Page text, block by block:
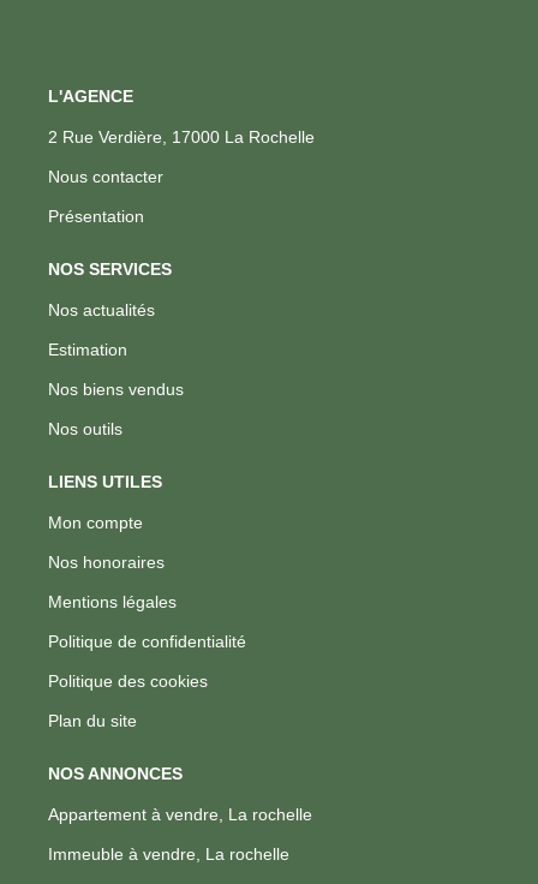
L'AGENCE
2 Rue Verdière, 17000 La Rochelle
Nous contacter
Présentation
NOS SERVICES
Nos actualités
Estimation
Nos biens vendus
Nos outils
LIENS UTILES
Mon compte
Nos honoraires
Mentions légales
Politique de confidentialité
Politique des cookies
Plan du site
NOS ANNONCES
Appartement à vendre, La rochelle
Immeuble à vendre, La rochelle